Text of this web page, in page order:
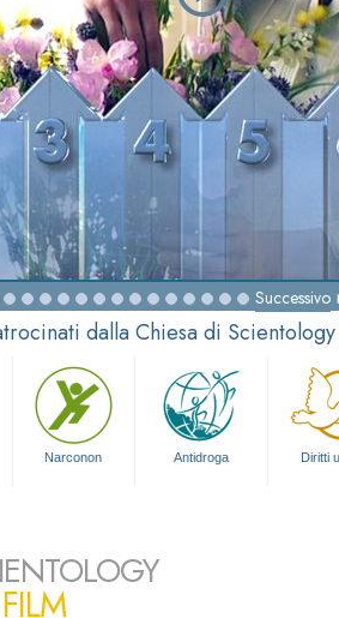
Successivo
dalla Chiesa di Scientology
Narconon Antidroga Diritti